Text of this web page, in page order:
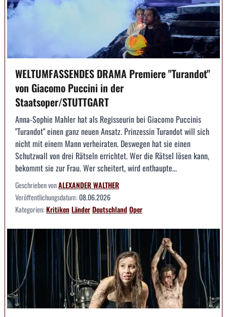
WELTUMFASSENDES DRAMA Premiere "Turandot"
von Giacomo Puccini in der
Staatsoper/STUTTGART
Anna-Sophie Mahler hat als Regisseurin bei Giacomo Puccinis
"Turandot" einen ganz neuen Ansatz. Prinzessin Turandot will sich
nicht mit einem Mann verheiraten. Deswegen hat sie einen
Schutzwall von drei Rätseln errichtet. Wer die Rätsel lösen kann,
bekommt sie zur Frau. Wer scheitert, wird enthaupte...
Geschrieben vonALEXANDER WALTHER
Veröffentlichungsdatum:08.06.2026
Kategorien:KritikenLänderDeutschlandOper